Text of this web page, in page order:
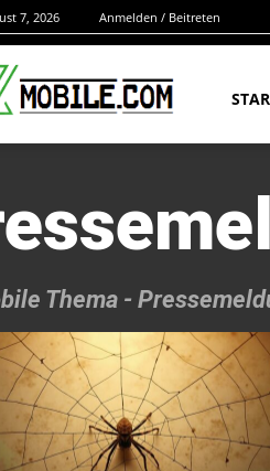
7, 2026 Anmelden / Beitreten
Thema -